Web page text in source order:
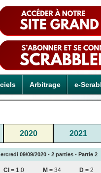
Arbitrage e-
2020 2021
09/09/2020 - 2 parties - Partie 2
CI = 1.0 M = 34 D = 2